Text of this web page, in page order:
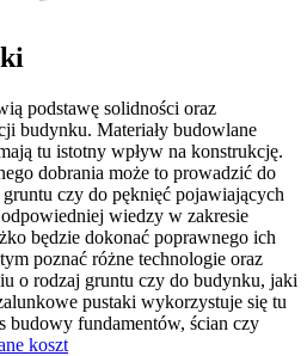
podstawę solidności oraz
budynku. Materiały budowlane
tu istotny wpływ na konstrukcję.
dobrania może to prowadzić do
czy do pęknięć pojawiających
wiedzy w zakresie
będzie dokonać poprawnego ich
poznać różne technologie oraz
o rodzaj gruntu czy do budynku, jaki
pustaki wykorzystuje się tu
budowy fundamentów, ścian czy
koszt